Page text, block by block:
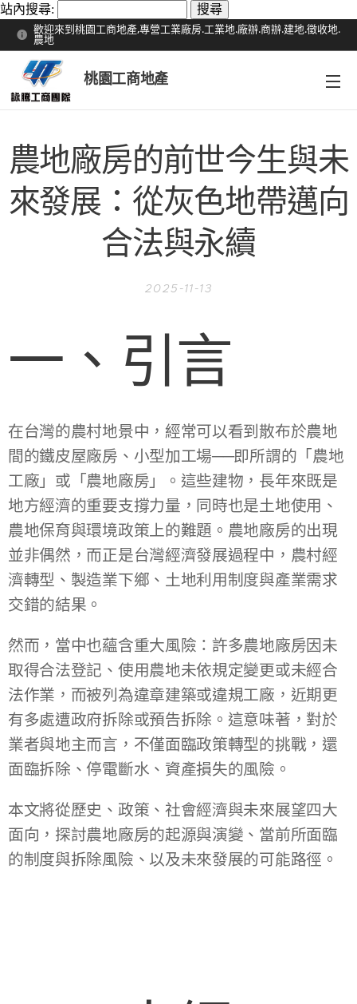
站內搜尋:
歡迎來到桃園工商地產,專營工業廠房.工業地.廠辦.商辦.建地.徵收地.
農地
桃園工商地產
農地廠房的前世今生與未
來發展：從灰色地帶邁向
合法與永續
2025-11-13
一、引言
在台灣的農村地景中，經常可以看到散布於農地
間的鐵皮屋廠房、小型加工場──即所謂的「農地
工廠」或「農地廠房」。這些建物，長年來既是
地方經濟的重要支撐力量，同時也是土地使用、
農地保育與環境政策上的難題。農地廠房的出現
並非偶然，而正是台灣經濟發展過程中，農村經
濟轉型、製造業下鄉、土地利用制度與產業需求
交錯的結果。
然而，當中也蘊含重大風險：許多農地廠房因未
取得合法登記、使用農地未依規定變更或未經合
法作業，而被列為違章建築或違規工廠，近期更
有多處遭政府拆除或預告拆除。這意味著，對於
業者與地主而言，不僅面臨政策轉型的挑戰，還
面臨拆除、停電斷水、資產損失的風險。
本文將從歷史、政策、社會經濟與未來展望四大
面向，探討農地廠房的起源與演變、當前所面臨
的制度與拆除風險、以及未來發展的可能路徑。